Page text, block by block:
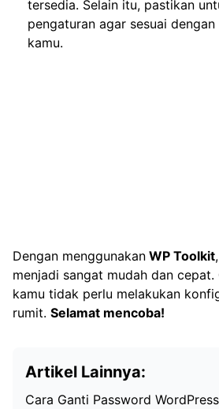
tersedia. Selain itu, pastikan
pengaturan agar sesuai
kamu.
Dengan menggunakan WP Toolkit
menjadi sangat mudah dan cepat.
kamu tidak perlu melakukan
rumit. Selamat mencoba!
Artikel Lainnya:
Cara Ganti Password